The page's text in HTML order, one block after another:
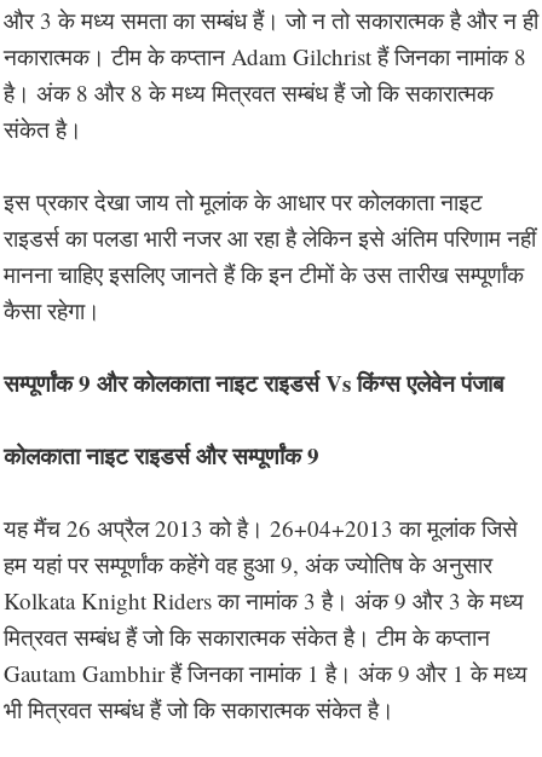
और 3 के मध्य समता का सम्बंध हैं। जो न तो सकारात्मक है और न ही
नकारात्मक। टीम के कप्तान Adam Gilchrist हैं जिनका नामांक 8
है। अंक 8 और 8 के मध्य मित्रवत सम्बंध हैं जो कि सकारात्मक
संकेत है।
इस प्रकार देखा जाय तो मूलांक के आधार पर कोलकाता नाइट
राइडर्स का पलडा भारी नजर आ रहा है लेकिन इसे अंतिम परिणाम नहीं
मानना चाहिए इसलिए जानते हैं कि इन टीमों के उस तारीख सम्पूर्णांक
कैसा रहेगा।
सम्पूर्णांक 9 और कोलकाता नाइट राइडर्स Vs किंग्स एलेवेन पंजाब
कोलकाता नाइट राइडर्स और सम्पूर्णांक 9
यह मैंच 26 अप्रैल 2013 को है। 26+04+2013 का मूलांक जिसे
हम यहां पर सम्पूर्णांक कहेंगे वह हुआ 9, अंक ज्योतिष के अनुसार
Kolkata Knight Riders का नामांक 3 है। अंक 9 और 3 के मध्य
मित्रवत सम्बंध हैं जो कि सकारात्मक संकेत है। टीम के कप्तान
Gautam Gambhir हैं जिनका नामांक 1 है। अंक 9 और 1 के मध्य
भी मित्रवत सम्बंध हैं जो कि सकारात्मक संकेत है।